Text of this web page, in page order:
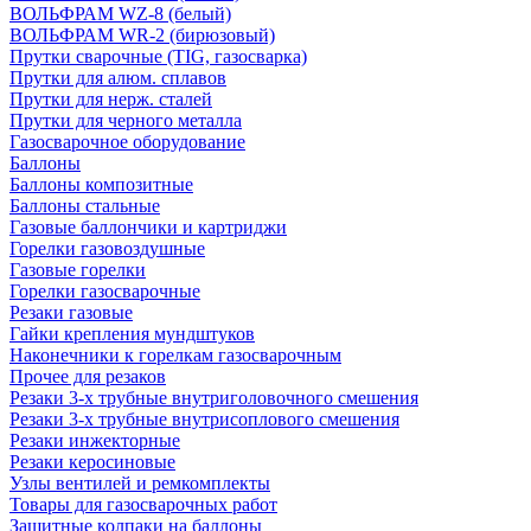
ВОЛЬФРАМ WZ-8 (белый)
ВОЛЬФРАМ WR-2 (бирюзовый)
Прутки сварочные (TIG, газосварка)
Прутки для алюм. сплавов
Прутки для нерж. сталей
Прутки для черного металла
Газосварочное оборудование
Баллоны
Баллоны композитные
Баллоны стальные
Газовые баллончики и картриджи
Горелки газовоздушные
Газовые горелки
Горелки газосварочные
Резаки газовые
Гайки крепления мундштуков
Наконечники к горелкам газосварочным
Прочее для резаков
Резаки 3-х трубные внутриголовочного смешения
Резаки 3-х трубные внутрисоплового смешения
Резаки инжекторные
Резаки керосиновые
Узлы вентилей и ремкомплекты
Товары для газосварочных работ
Защитные колпаки на баллоны